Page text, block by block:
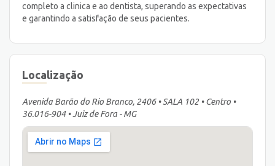
completo a clinica e ao dentista, superando as expectativas
e garantindo a satisfação de seus pacientes.
Localização
Avenida Barão do Rio Branco, 2406 • SALA 102 • Centro •
36.016-904 • Juiz de Fora - MG